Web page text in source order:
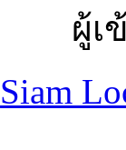
ผู้เ
Siam